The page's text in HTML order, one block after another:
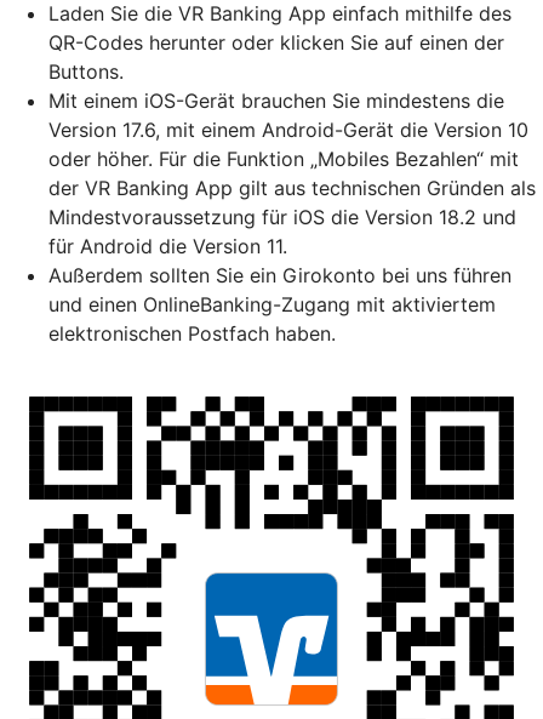
Laden Sie die VR Banking App einfach mithilfe des
QR-Codes herunter oder klicken Sie auf einen der
Buttons.
Mit einem iOS-Gerät brauchen Sie mindestens die
Version 17.6, mit einem Android-Gerät die Version 10
oder höher. Für die Funktion „Mobiles Bezahlen“ mit
der VR Banking App gilt aus technischen Gründen als
Mindestvoraussetzung für iOS die Version 18.2 und
für Android die Version 11.
Außerdem sollten Sie ein Girokonto bei uns führen
und einen OnlineBanking-Zugang mit aktiviertem
elektronischen Postfach haben.